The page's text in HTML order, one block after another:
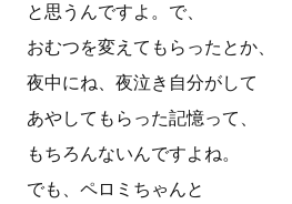
と思うんですよ。で、
おむつを変えてもらったとか、
夜中にね、夜泣き自分がして
あやしてもらった記憶って、
もちろんないんですよね。
でも、ペロミちゃんと